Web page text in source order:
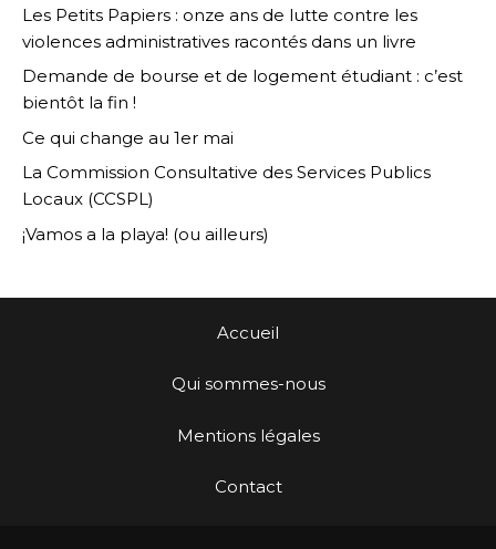
Les Petits Papiers : onze ans de lutte contre les
violences administratives racontés dans un livre
Demande de bourse et de logement étudiant : c’est
bientôt la fin !
Ce qui change au 1er mai
La Commission Consultative des Services Publics
Locaux (CCSPL)
¡Vamos a la playa! (ou ailleurs)
Accueil
Qui sommes-nous
Mentions légales
Contact